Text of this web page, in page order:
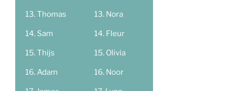
Thomas
Sam
Thijs
Adam
Nora
Fleur
Olivia
Noor